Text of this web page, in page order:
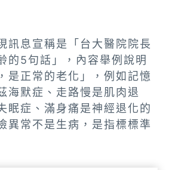
訊息宣稱是「台大醫院院長
的5句話」，內容舉例說明
是正常的老化」，例如記憶
海默症、走路慢是肌肉退
眠症、滿身痛是神經退化的
異常不是生病，是指標標準